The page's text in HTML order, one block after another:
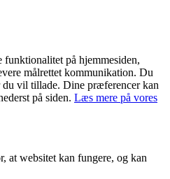
på hjemmesiden,
målrettet kommunikation. Du
vil tillade. Dine præferencer kan
på siden. Læs mere på vores
at websitet kan fungere, og kan